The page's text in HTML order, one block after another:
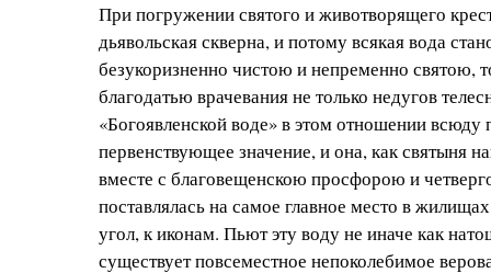
При погружении святого и животворящего
дьявольская скверна, и потому всякая вода
безукоризненно чистою и непременно святою,
благодатью врачевания не только недугов
«Богоявленской воде» в этом отношении всюду
первенствующее значение, и она, как святыня
вместе с благовещенскою просфорою и
поставлялась на самое главное место в
угол, к иконам. Пьют эту воду не иначе как
существует повсеместное непоколебимое